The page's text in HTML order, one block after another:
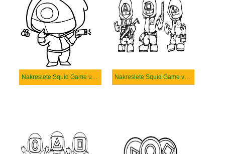
Nakreslete Squid Game u dětí Nakreslete Squid Game velmi jednoduché